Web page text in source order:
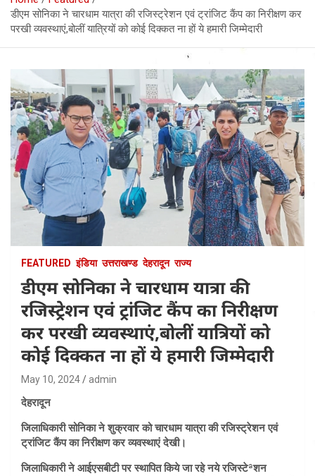
Hindi
डीएम सोनिका ने चारधाम यात्रा की रजिस्ट्रेशन एवं ट्रांजिट कैंप का निरीक्षण कर
परखी व्यवस्थाएं,बोलीं यात्रियों को कोई दिक्कत ना हों ये हमारी जिम्मेदारी
FEATURED इंडिया उत्तराखण्ड देहरादून राज्य
डीएम सोनिका ने चारधाम यात्रा की
रजिस्ट्रेशन एवं ट्रांजिट कैंप का निरीक्षण
कर परखी व्यवस्थाएं,बोलीं यात्रियों को
कोई दिक्कत ना हों ये हमारी जिम्मेदारी
May 10, 2024 admin
देहरादून
जिलाधिकारी सोनिका ने शुक्रवार को चारधाम यात्रा की रजिस्ट्रेशन एवं
ट्रांजिट कैंप का निरीक्षण कर व्यवस्थाएं देखी।
जिलाधिकारी ने आईएसबीटी पर स्थापित किये जा रहे नये रजिस्टेªशन